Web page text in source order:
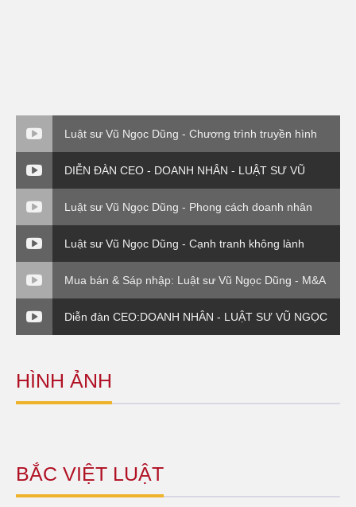
Luật sư Vũ Ngọc Dũng - Chương trình truyền hình
Chuyển giá trong DN FDI - Luật sư và Doanh nghiệp
DIỄN ĐÀN CEO - DOANH NHÂN - LUẬT SƯ VŨ
NGỌC DŨNG - PHẦN 4
Luật sư Vũ Ngọc Dũng - Phong cách doanh nhân
Luật sư Vũ Ngọc Dũng - Cạnh tranh không lành
mạnh (Luật sư và Doanh nghiệp)
Mua bán & Sáp nhập: Luật sư Vũ Ngọc Dũng - M&A
về vụ EVN( P3)
Diễn đàn CEO:DOANH NHÂN - LUẬT SƯ VŨ NGỌC
DŨNG - PHẦN VI
HÌNH ẢNH
BẮC VIỆT LUẬT